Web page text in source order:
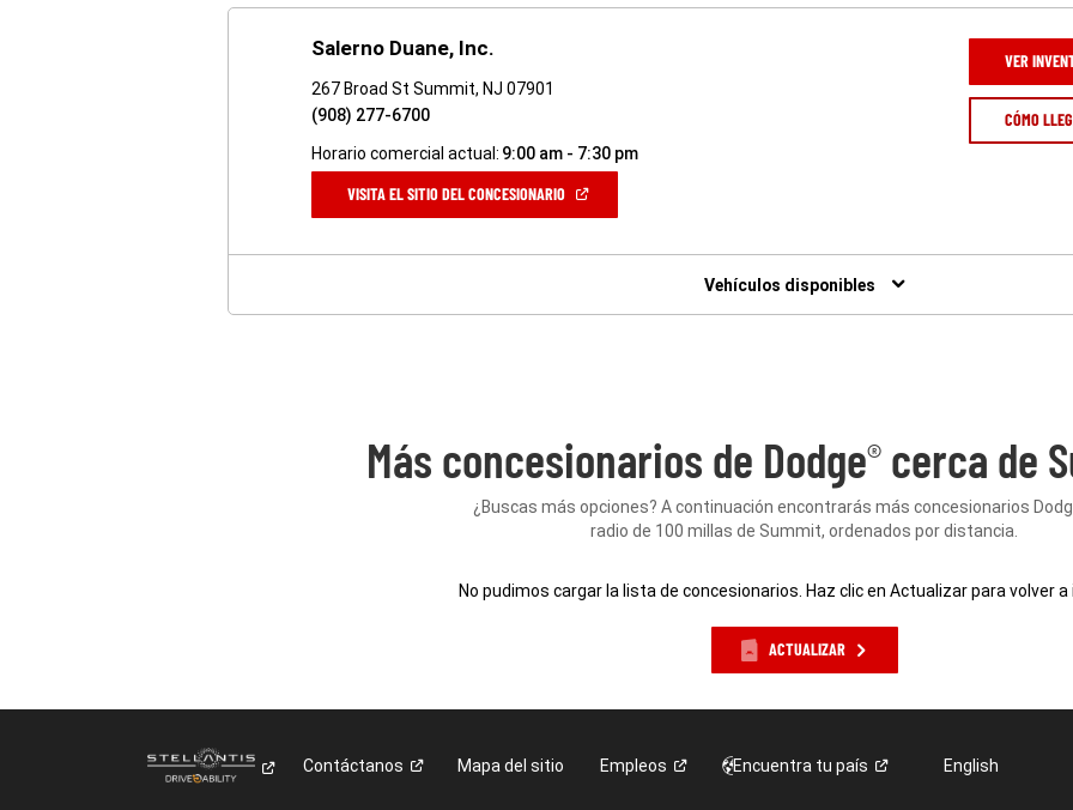
Salerno Duane, Inc.
267 Broad St Summit, NJ 07901
(908) 277-6700
Horario comercial actual: 9:00 am - 7:30 pm
VISITA EL SITIO DEL CONCESIONARIO(ABRIR
NUEVA)
VER
CÓMO
Vehículos disponibles
Más concesionarios de Dodge® cerca de
¿Buscas más opciones? A continuación encontrarás más concesionarios
radio de 100 millas de Summit, ordenados por distancia.
No pudimos cargar la lista de concesionarios. Haz clic en Actualizar para volver
ACTUALIZAR
Contáctanos Mapa del sitio Empleos Encuentra tu país English